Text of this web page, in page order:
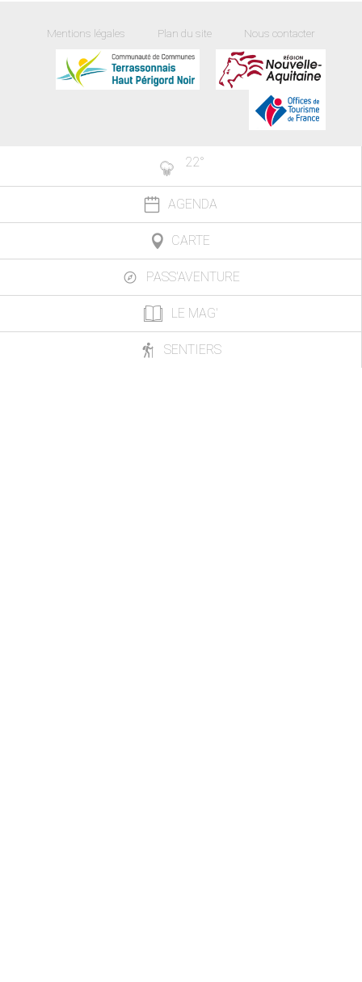
Mentions légales Plan du site Nous contacter
22°
AGENDA
CARTE
PASS'AVENTURE
LE MAG'
SENTIERS